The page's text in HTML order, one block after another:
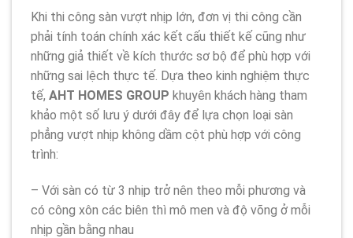
Khi thi công sàn vượt nhịp lớn, đơn vị thi công cần
phải tính toán chính xác kết cấu thiết kế cũng như
những giả thiết về kích thước sơ bộ để phù hợp với
những sai lệch thực tế. Dựa theo kinh nghiệm thực
tế, AHT HOMES GROUP khuyên khách hàng tham
khảo một số lưu ý dưới đây để lựa chọn loại sàn
phẳng vượt nhịp không dầm cột phù hợp với công
trình:
– Với sàn có từ 3 nhịp trở nên theo mỗi phương và
có công xôn các biên thì mô men và độ võng ở mỗi
nhịp gần bằng nhau